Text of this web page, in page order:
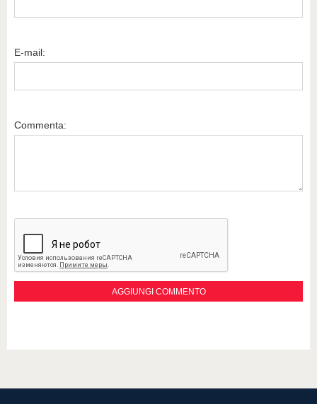
E-mail:
Commenta: